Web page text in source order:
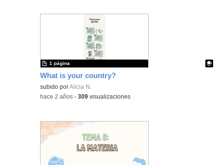
What is your country?
Contenido educativo.
subido porAlicia N.
1 página
-hace 2 años -309 visualizaciones